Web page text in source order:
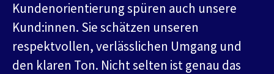
Kundenorientierung spüren auch unsere
Kund:innen. Sie schätzen unseren
respektvollen, verlässlichen Umgang und
den klaren Ton. Nicht selten ist genau das